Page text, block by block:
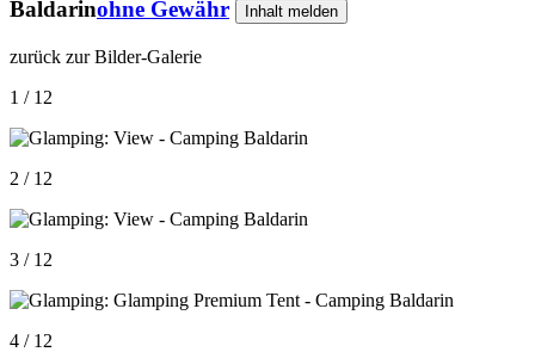
Baldarinohne Gewähr Inhalt melden
zurück zur Bilder-Galerie
1 / 12
2 / 12
3 / 12
4 / 12